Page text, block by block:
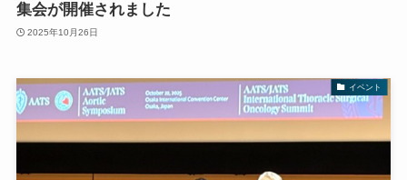
集会が開催されました
2025年10月26日
イベント